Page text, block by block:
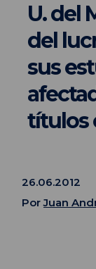
U. del
del
sus
títulos
26.06.2012
PorJuan